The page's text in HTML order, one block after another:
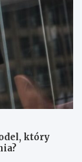
który